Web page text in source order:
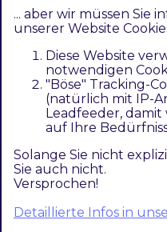
Contents
Infos
Hilfreiche
Manuals und
Zahlarten
... aber wir müssen Sie
unserer Website
Diese Website
notwendigen
"Böse" Tracking-
(natürlich mit IP-
Leadfeeder,
auf Ihre
Solange Sie nicht
Sie auch nicht.
Versprochen!
Detaillierte Infos in